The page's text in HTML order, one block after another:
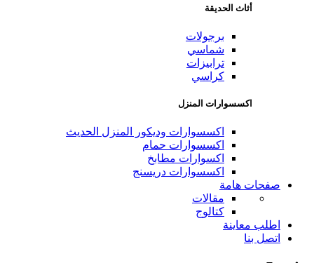
أثاث الحديقة
برجولات
شماسي
ترابيزات
كراسي
اكسسوارات المنزل
اكسسوارات وديكور المنزل الحديث
اكسسوارات حمام
اكسوارات مطابخ
اكسسوارات دريسنج
صفحات هامة
مقالات
كتالوج
اطلب معاينة
اتصل بنا